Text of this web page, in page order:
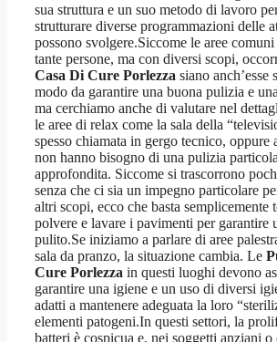
sua struttura e un suo metodo di lavoro
strutturare diverse programmazioni delle
possono svolgere.Siccome le aree comuni
tante persone, ma con diversi scopi,
Casa Di Cure Porlezza siano anch’esse
modo da garantire una buona pulizia e
ma cerchiamo anche di valutare nel
le aree di relax come la sala della
spesso chiamata in gergo tecnico, oppure
non hanno bisogno di una pulizia
approfondita. Siccome si trascorrono
senza che ci sia un impegno particolare
altri scopi, ecco che basta semplicemente
polvere e lavare i pavimenti per garantire
pulito.Se iniziamo a parlare di aree
sala da pranzo, la situazione cambia. Le
Cure Porlezza in questi luoghi devono
garantire una igiene e un uso di diversi
adatti a mantenere adeguata la loro
elementi patogeni.In questi settori, la
batteri è cospicua e, nei soggetti anziani o